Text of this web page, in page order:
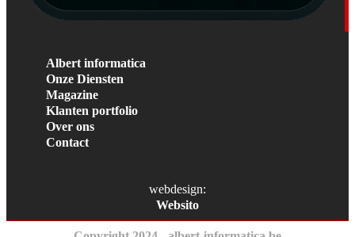
Albert informatica
Onze Diensten
Magazine
Klanten portfolio
Over ons
Contact
webdesign:
Websito